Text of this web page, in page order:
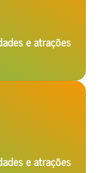
e atrações
e atrações